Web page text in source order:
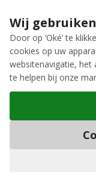
Wij
Door op ‘Oké’ te
cookies op uw
websitenavigatie, het
te helpen bij onze
Mountainbike